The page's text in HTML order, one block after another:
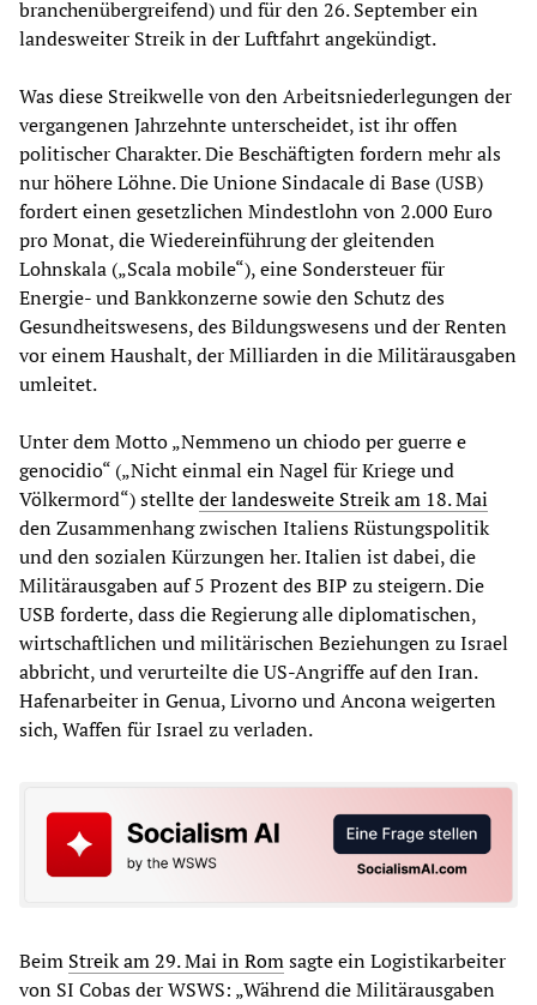
branchenübergreifend) und für den 26. September ein
landesweiter Streik in der Luftfahrt angekündigt.
Was diese Streikwelle von den Arbeitsniederlegungen der
vergangenen Jahrzehnte unterscheidet, ist ihr offen
politischer Charakter. Die Beschäftigten fordern mehr als
nur höhere Löhne. Die Unione Sindacale di Base (USB)
fordert einen gesetzlichen Mindestlohn von 2.000 Euro
pro Monat, die Wiedereinführung der gleitenden
Lohnskala („Scala mobile“), eine Sondersteuer für
Energie- und Bankkonzerne sowie den Schutz des
Gesundheitswesens, des Bildungswesens und der Renten
vor einem Haushalt, der Milliarden in die Militärausgaben
umleitet.
Unter dem Motto „Nemmeno un chiodo per guerre e
genocidio“ („Nicht einmal ein Nagel für Kriege und
Völkermord“) stellteder landesweite Streik am 18. Mai
den Zusammenhang zwischen Italiens Rüstungspolitik
und den sozialen Kürzungen her. Italien ist dabei, die
Militärausgaben auf 5 Prozent des BIP zu steigern. Die
USB forderte, dass die Regierung alle diplomatischen,
wirtschaftlichen und militärischen Beziehungen zu Israel
abbricht, und verurteilte die US-Angriffe auf den Iran.
Hafenarbeiter in Genua, Livorno und Ancona weigerten
sich, Waffen für Israel zu verladen.
Beim Streik am 29. Mai in Romsagte ein Logistikarbeiter
von SI Cobas der WSWS: „Während die Militärausgaben